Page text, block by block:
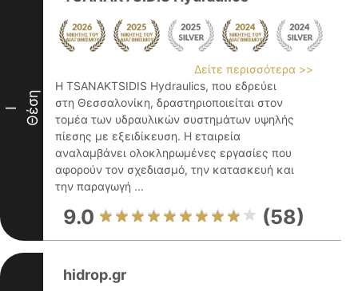
I Θέση
Δείτε περισσότερα >>
Η TSANAKTSIDIS Hydraulics, που εδρεύει
στη Θεσσαλονίκη, δραστηριοποιείται στον
τομέα των υδραυλικών συστημάτων υψηλής
πίεσης με εξειδίκευση. Η εταιρεία
αναλαμβάνει ολοκληρωμένες εργασίες που
αφορούν τον σχεδιασμό, την κατασκευή και
την παραγωγή ...
9.0 (58)
hidrop.gr